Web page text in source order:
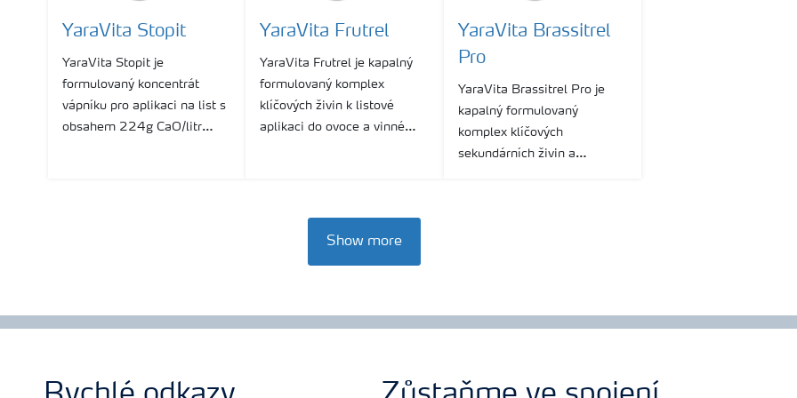
YaraVita Stopit
YaraVita Stopit je
formulovaný koncentrát
vápníku pro aplikaci na list s
obsahem 224g CaO/litr
YaraVita Frutrel
YaraVita Frutrel je kapalný
formulovaný komplex
klíčových živin k listové
aplikaci do ovoce a vinné
YaraVita Brassitrel
Pro
YaraVita Brassitrel Pro je
kapalný formulovaný
komplex klíčových
sekundárních živin a
Show more